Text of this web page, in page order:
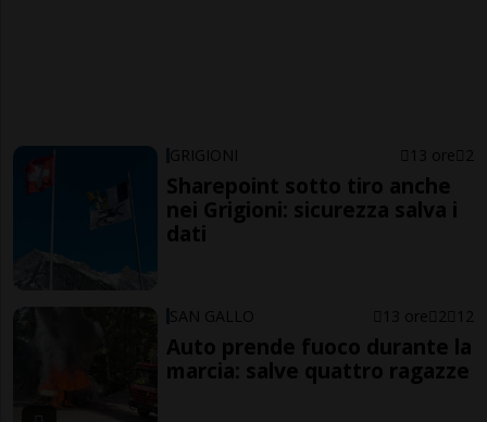
GRIGIONI 13 ore 2
Sharepoint sotto tiro anche
nei Grigioni: sicurezza salva i
dati
SAN GALLO 13 ore 2 12
Auto prende fuoco durante la
marcia: salve quattro ragazze